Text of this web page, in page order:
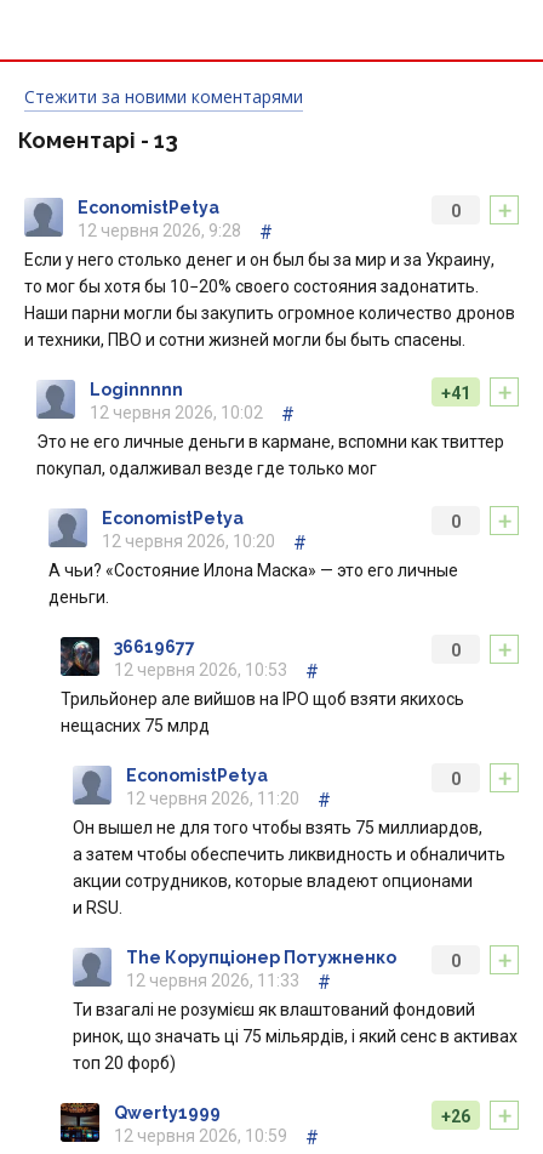
Стежити за новими коментарями
Коментарі - 13
+
0
EconomistPetya
12 червня 2026, 9:28
#
Если у него столько денег и он был бы за мир и за Украину,
то мог бы хотя бы 10−20% своего состояния задонатить.
Наши парни могли бы закупить огромное количество дронов
и техники, ПВО и сотни жизней могли бы быть спасены.
+
+41
Loginnnnn
12 червня 2026, 10:02
#
Это не его личные деньги в кармане, вспомни как твиттер
покупал, одалживал везде где только мог
+
0
EconomistPetya
12 червня 2026, 10:20
#
А чьи? «Состояние Илона Маска» — это его личные
деньги.
+
0
36619677
12 червня 2026, 10:53
#
Трильйонер але вийшов на ІРО щоб взяти якихось
нещасних 75 млрд
+
0
EconomistPetya
12 червня 2026, 11:20
#
Он вышел не для того чтобы взять 75 миллиардов,
а затем чтобы обеспечить ликвидность и обналичить
акции сотрудников, которые владеют опционами
и RSU.
+
0
The Корупціонер Потужненко
12 червня 2026, 11:33
#
Ти взагалі не розумієш як влаштований фондовий
ринок, що значать ці 75 мільярдів, і який сенс в активах
топ 20 форб)
+
+26
Qwerty1999
12 червня 2026, 10:59
#